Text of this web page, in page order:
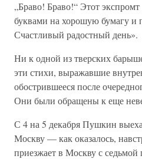
„Браво! Браво!“ Этот
буквами на хорошую бумагу и
Счастливый радостный день».
Ни к одной из тверских
эти стихи, выражавшие
обострившееся после
Они были обращены к еще
С 4 на 5 декабря Пушкин
Москву — как оказалось,
приезжает в Москву с седьмой